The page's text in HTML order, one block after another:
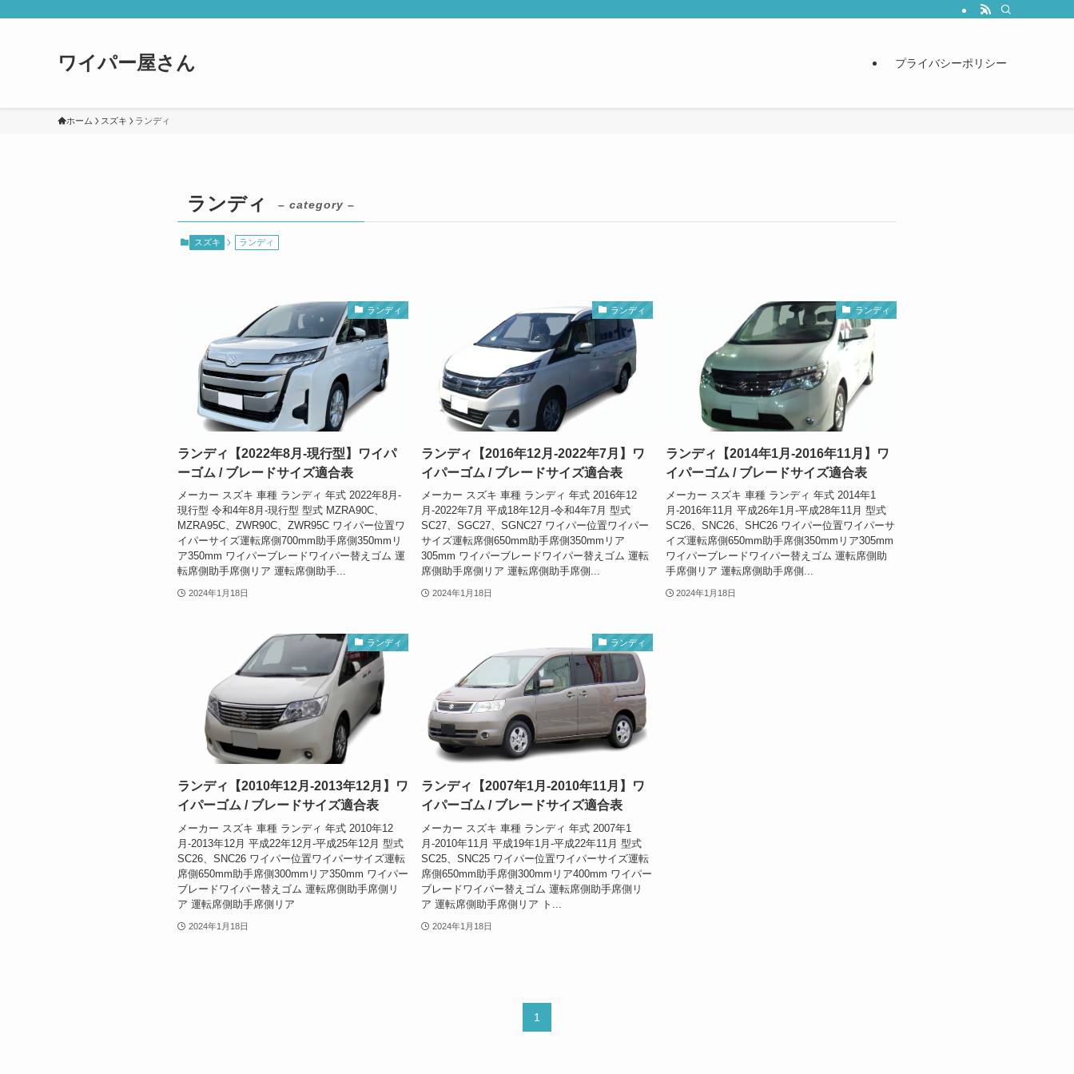
ワイパー屋さん プライバシーポリシー
ホーム スズキ ランディ
ランディ – category –
スズキ ランディ
ランディ
ランディ【2022年8月-現行型】ワイパ
ーゴム / ブレードサイズ適合表
メーカー スズキ 車種 ランディ 年式 2022年8月-
現行型 令和4年8月-現行型 型式 MZRA90C、
MZRA95C、ZWR90C、ZWR95C ワイパー位置ワ
イパーサイズ運転席側700mm助手席側350mmリ
ア350mm ワイパーブレードワイパー替えゴム 運
転席側助手席側リア 運転席側助手...
2024年1月18日
ランディ
ランディ【2016年12月-2022年7月】ワ
イパーゴム / ブレードサイズ適合表
メーカー スズキ 車種 ランディ 年式 2016年12
月-2022年7月 平成18年12月-令和4年7月 型式
SC27、SGC27、SGNC27 ワイパー位置ワイパー
サイズ運転席側650mm助手席側350mmリア
305mm ワイパーブレードワイパー替えゴム 運転
席側助手席側リア 運転席側助手席側...
2024年1月18日
ランディ
ランディ【2014年1月-2016年11月】ワ
イパーゴム / ブレードサイズ適合表
メーカー スズキ 車種 ランディ 年式 2014年1
月-2016年11月 平成26年1月-平成28年11月 型式
SC26、SNC26、SHC26 ワイパー位置ワイパーサ
イズ運転席側650mm助手席側350mmリア305mm
ワイパーブレードワイパー替えゴム 運転席側助
手席側リア 運転席側助手席側...
2024年1月18日
ランディ
ランディ【2010年12月-2013年12月】ワ
イパーゴム / ブレードサイズ適合表
メーカー スズキ 車種 ランディ 年式 2010年12
月-2013年12月 平成22年12月-平成25年12月 型式
SC26、SNC26 ワイパー位置ワイパーサイズ運転
席側650mm助手席側300mmリア350mm ワイパー
ブレードワイパー替えゴム 運転席側助手席側リ
ア 運転席側助手席側リア
2024年1月18日
ランディ
ランディ【2007年1月-2010年11月】ワ
イパーゴム / ブレードサイズ適合表
メーカー スズキ 車種 ランディ 年式 2007年1
月-2010年11月 平成19年1月-平成22年11月 型式
SC25、SNC25 ワイパー位置ワイパーサイズ運転
席側650mm助手席側300mmリア400mm ワイパー
ブレードワイパー替えゴム 運転席側助手席側リ
ア 運転席側助手席側リア ト...
2024年1月18日
1